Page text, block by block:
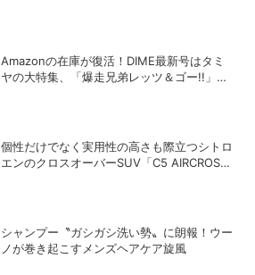
Amazonの在庫が復活！DIME最新号はタミ
ヤの大特集、「爆走兄弟レッツ＆ゴー!!」の
個性だけでなく実用性の高さも際立つシトロ
エンのクロスオーバーSUV「C5 AIRCROSS
シャンプー〝ガシガシ洗い勢〟に朗報！ウー
ノが巻き起こすメンズヘアケア旋風